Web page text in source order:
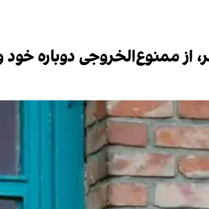
از ممنوع‌الخروجی دوباره